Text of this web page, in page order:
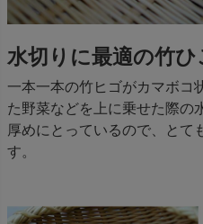
水切りに最適の竹ひ
一本一本の竹ヒゴがカマボコ
た野菜などを上に乗せた際の
厚めにとっているので、とて
す。